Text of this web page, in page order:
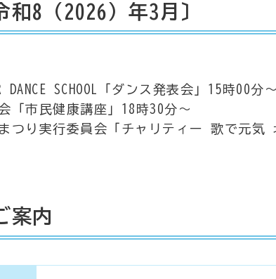
8（2026）年3月〕
SCHOOL「ダンス発表会」15時00分～
「市民健康講座」18時30分～
つり実行委員会「チャリティー 歌で元気
案内